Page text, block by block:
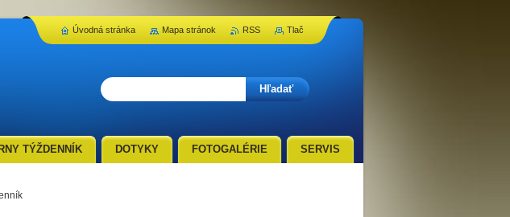
TÝŽDENNÍK DOTYKY FOTOGALÉRIE SERVIS
Úvodná stránka Mapa stránok RSS Tlač